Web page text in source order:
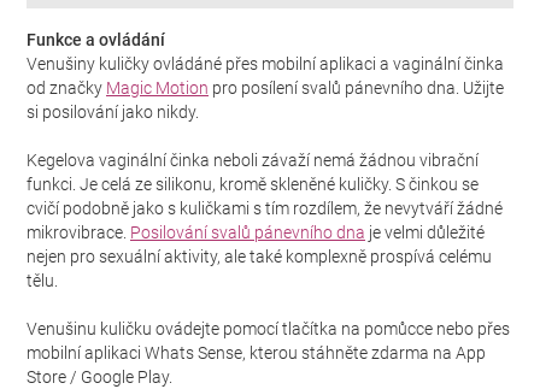
Funkce a ovládání
Venušiny kuličky ovládáné přes mobilní aplikaci a vaginální činka
od značky Magic Motion pro posílení svalů pánevního dna. Užijte
si posilování jako nikdy.
Kegelova vaginální činka neboli závaží nemá žádnou vibrační
funkci. Je celá ze silikonu, kromě skleněné kuličky. S činkou se
cvičí podobně jako s kuličkami s tím rozdílem, že nevytváří žádné
mikrovibrace. Posilování svalů pánevního dna je velmi důležité
nejen pro sexuální aktivity, ale také komplexně prospívá celému
tělu.
Venušinu kuličku ovádejte pomocí tlačítka na pomůcce nebo přes
mobilní aplikaci Whats Sense, kterou stáhněte zdarma na App
Store / Google Play.